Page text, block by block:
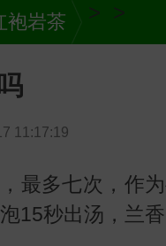
> >
袍岩茶
11:17:19
最多七次，作
15秒出汤，兰